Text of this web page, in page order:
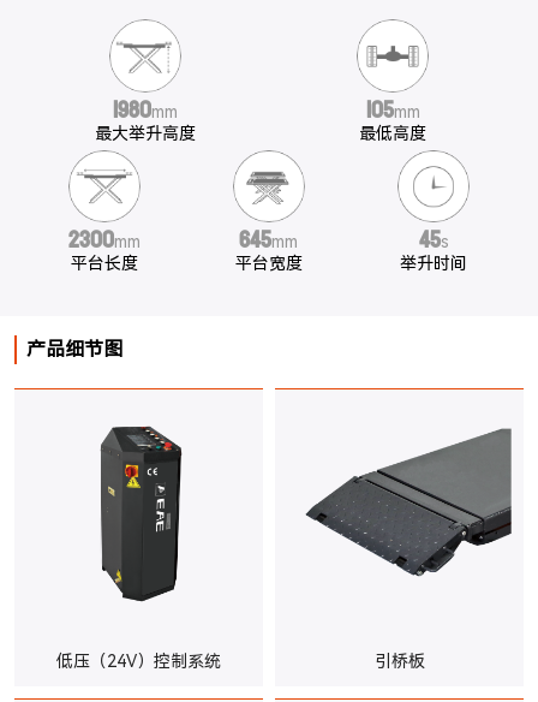
1980mm
最大举升高度
105mm
最低高度
2300mm
平台长度
645mm
平台宽度
45s
举升时间
产品细节图
低压（24V）控制系统 引桥板